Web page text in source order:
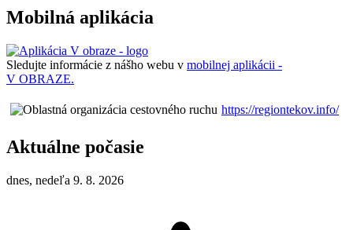
Mobilná aplikácia
Sledujte informácie z nášho webu v mobilnej aplikácii -
V OBRAZE.
https://regiontekov.info/
Aktuálne počasie
dnes, nedeľa 9. 8. 2026